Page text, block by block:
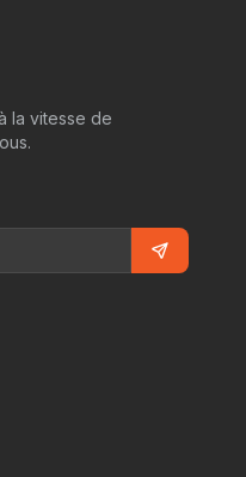
la vitesse de